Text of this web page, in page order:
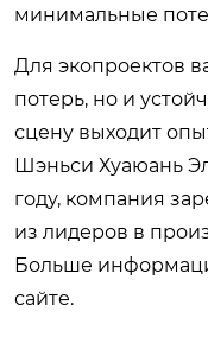
минимальные
Для экопроектов
потерь, но и
сцену выходит
Шэньси Хуаюань
году, компания
из лидеров в
Больше
сайте.